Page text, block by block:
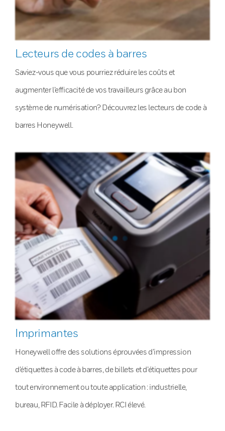
Lecteurs de codes à barres
Saviez-vous que vous pourriez réduire les coûts et
augmenter l’efficacité de vos travailleurs grâce au bon
système de numérisation? Découvrez les lecteurs de code à
barres Honeywell.
Imprimantes
Honeywell offre des solutions éprouvées d’impression
d’étiquettes à code à barres, de billets et d’étiquettes pour
tout environnement ou toute application : industrielle,
bureau, RFID. Facile à déployer. RCI élevé.